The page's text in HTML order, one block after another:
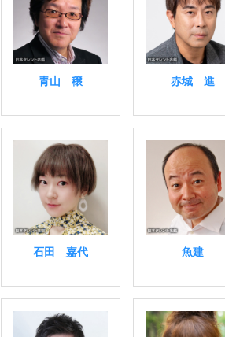
青山 穣 赤城 進
石田 嘉代 魚建